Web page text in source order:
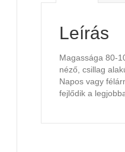
Leírás
Magassága 80-
néző, csillag
Napos vagy
fejlődik a